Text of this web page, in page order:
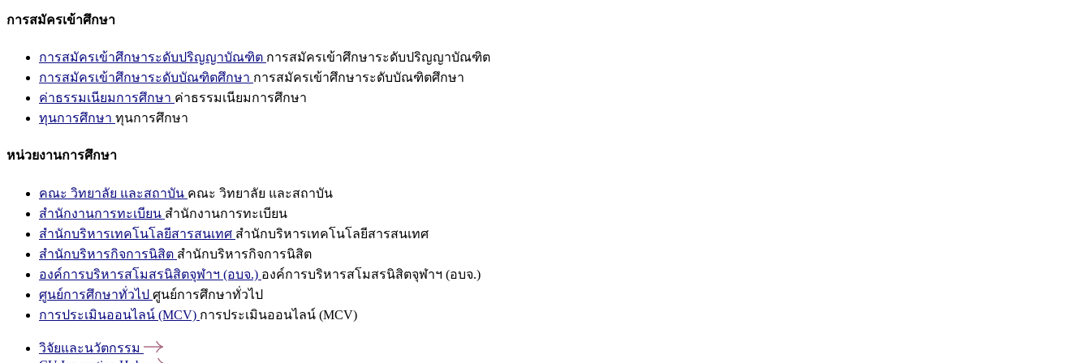
การสมัครเข้าศึกษา
การสมัครเข้าศึกษาระดับปริญญาบัณฑิต การสมัครเข้าศึกษาระดับปริญญาบัณฑิต
การสมัครเข้าศึกษาระดับบัณฑิตศึกษา การสมัครเข้าศึกษาระดับบัณฑิตศึกษา
ค่าธรรมเนียมการศึกษา ค่าธรรมเนียมการศึกษา
ทุนการศึกษา ทุนการศึกษา
หน่วยงานการศึกษา
คณะ วิทยาลัย และสถาบัน คณะ วิทยาลัย และสถาบัน
สำนักงานการทะเบียน สำนักงานการทะเบียน
สำนักบริหารเทคโนโลยีสารสนเทศ สำนักบริหารเทคโนโลยีสารสนเทศ
สำนักบริหารกิจการนิสิต สำนักบริหารกิจการนิสิต
องค์การบริหารสโมสรนิสิตจุฬาฯ (อบจ.) องค์การบริหารสโมสรนิสิตจุฬาฯ (อบจ.)
ศูนย์การศึกษาทั่วไป ศูนย์การศึกษาทั่วไป
การประเมินออนไลน์ (MCV) การประเมินออนไลน์ (MCV)
วิจัยและนวัตกรรม